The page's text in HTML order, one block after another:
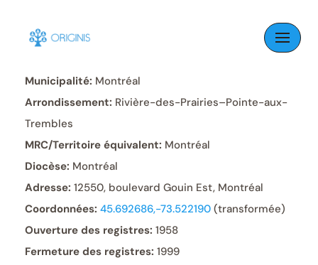
Skip
Municipalité: Montréal
Arrondissement: Rivière-des-Prairies–Pointe-aux-
Trembles
MRC/Territoire équivalent: Montréal
Diocèse: Montréal
Adresse: 12550, boulevard Gouin Est, Montréal
Coordonnées: 45.692686,-73.522190 (transformée)
Ouverture des registres: 1958
Fermeture des registres: 1999